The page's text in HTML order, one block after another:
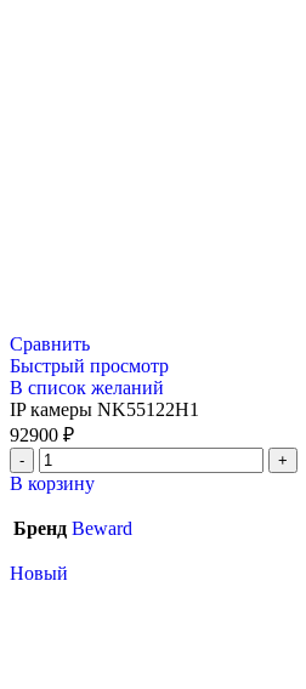
Сравнить
Быстрый просмотр
В список желаний
IP камеры NK55122H1
92900 ₽
В корзину
Бренд Beward
Новый